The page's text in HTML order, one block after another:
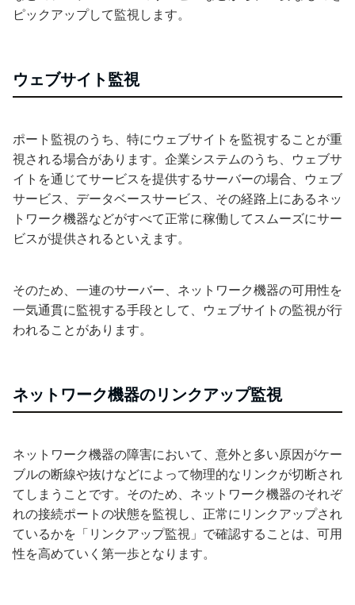
ピックアップして監視します。
ウェブサイト監視
ポート監視のうち、特にウェブサイトを監視することが重
視される場合があります。企業システムのうち、ウェブサ
イトを通じてサービスを提供するサーバーの場合、ウェブ
サービス、データベースサービス、その経路上にあるネッ
トワーク機器などがすべて正常に稼働してスムーズにサー
ビスが提供されるといえます。
そのため、一連のサーバー、ネットワーク機器の可用性を
一気通貫に監視する手段として、ウェブサイトの監視が行
われることがあります。
ネットワーク機器のリンクアップ監視
ネットワーク機器の障害において、意外と多い原因がケー
ブルの断線や抜けなどによって物理的なリンクが切断され
てしまうことです。そのため、ネットワーク機器のそれぞ
れの接続ポートの状態を監視し、正常にリンクアップされ
ているかを「リンクアップ監視」で確認することは、可用
性を高めていく第一歩となります。